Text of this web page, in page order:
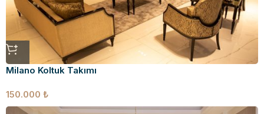
Milano Koltuk Takımı
150.000 ₺